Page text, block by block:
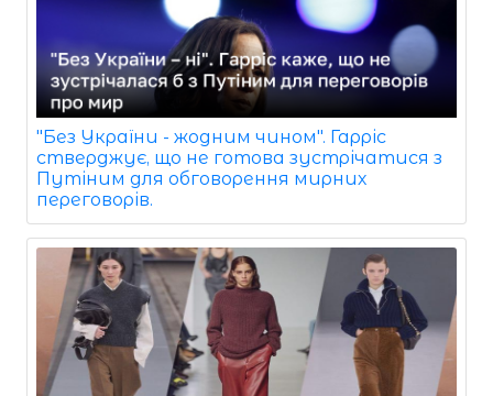
"Без України - жодним чином". Гарріс
стверджує, що не готова зустрічатися з
Путіним для обговорення мирних
переговорів.